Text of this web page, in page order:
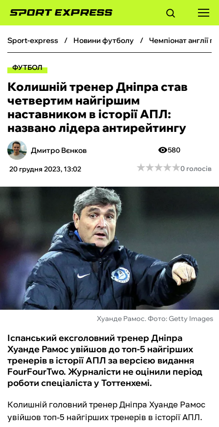
ФУТБОЛ
БОКС
ХОКЕЙ
ТЕНІС
КІБЕРСПОРТ
ФУТЗАЛ
ІНШІ
БУКМЕКЕРИ
sport-express новини футболу чемпіонат англії
ФУТБОЛ
Колишній тренер Дніпра став
четвертим найгіршим
наставником в історії АПЛ:
названо лідера антирейтингу
Дмитро Вєнков
20 грудня 2023, 13:02
580
★★★★★
★★★★★0 голосів
Хуанде Рамос. Фото: Getty Images
Іспанський ексголовний тренер Дніпра
Хуанде Рамос увійшов до топ-5 найгірших
тренерів в історії АПЛ за версією видання
FourFourTwo. Журналісти не оцінили період
роботи спеціаліста у Тоттенхемі.
Колишній головний тренер Дніпра Хуанде Рамос
увійшов топ-5 найгірших тренерів в історії АПЛ.